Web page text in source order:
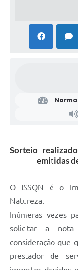
Sorteio
emitidas
O ISSQN é o
Natureza.
Inúmeras vezes
solicitar a nota
consideração que
prestador de